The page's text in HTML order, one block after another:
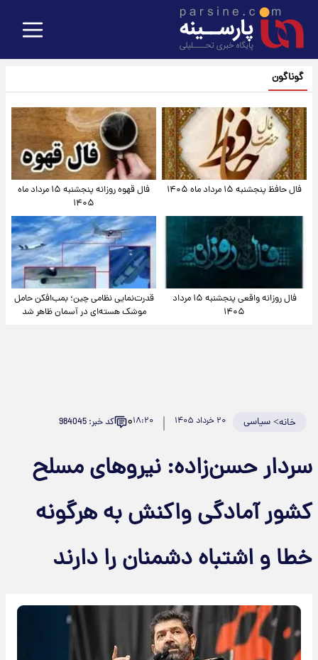
گوناگون
فال حافظ پنجشنبه ۱۵ مرداد ماه ۱۴۰۵
فال قهوه روزانه پنجشنبه ۱۵ مرداد ماه
۱۴۰۵
فال روزانه واقعی پنجشنبه ۱۵ مرداد
۱۴۰۵
قدرت‌نمایی نظامی چین؛ بمب‌افکن حامل
موشک هسته‌ای در آسمان ظاهر شد
خانه>سیاسی ۲۰ خرداد ۱۴۰۵ ۱۸:۲۰۰ کد خبر: 984045
سردار حسن‌زاده: نیروهای مسلح
کشور آمادگی واکنش به هرگونه
خطا و اشتباه دشمنان را دارند